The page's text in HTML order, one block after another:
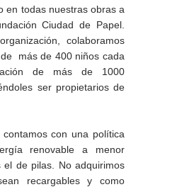
en todas nuestras obras a
Ciudad de Papel.
colaboramos
más de 400 niños cada
de más de 1000
ser propietarios de
con una política
renovable a menor
el de pilas. No adquirimos
recargables y como